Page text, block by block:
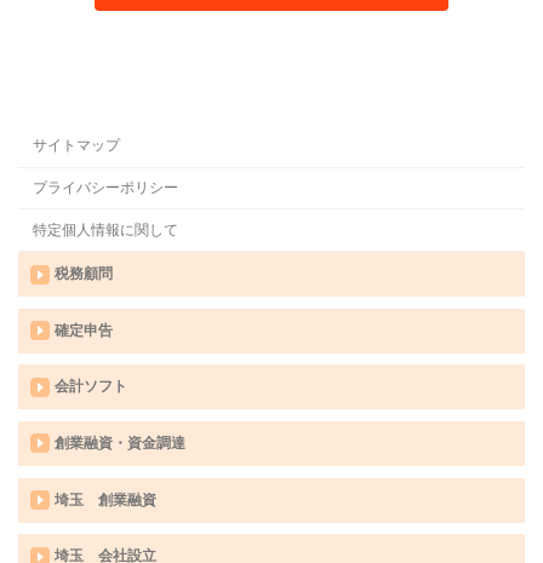
サイトマップ
プライバシーポリシー
特定個人情報に関して
税務顧問
確定申告
会計ソフト
創業融資・資金調達
埼玉 創業融資
埼玉 会社設立